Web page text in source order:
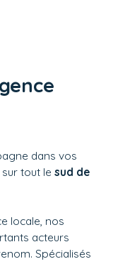
dans vos
tout le sud de
locale, nos
acteurs
Spécialisés